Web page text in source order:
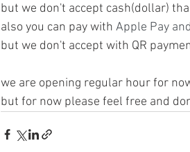
but we don't accept cash(dollar)
also you can pay with Apple Pay
but we don't accept with QR
we are opening regular hour for
but for now please feel free and